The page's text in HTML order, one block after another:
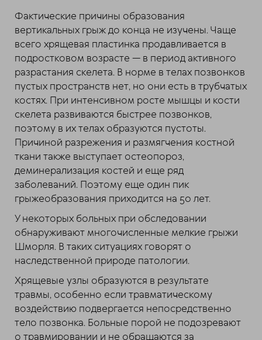
Фактические причины образования
вертикальных грыж до конца не изучены. Чаще
всего хрящевая пластинка продавливается в
подростковом возрасте — в период активного
разрастания скелета. В норме в телах позвонков
пустых пространств нет, но они есть в трубчатых
костях. При интенсивном росте мышцы и кости
скелета развиваются быстрее позвонков,
поэтому в их телах образуются пустоты.
Причиной разрежения и размягчения костной
ткани также выступает остеопороз,
деминерализация костей и еще ряд
заболеваний. Поэтому еще один пик
грыжеобразования приходится на 50 лет.
У некоторых больных при обследовании
обнаруживают многочисленные мелкие грыжи
Шморля. В таких ситуациях говорят о
наследственной природе патологии.
Хрящевые узлы образуются в результате
травмы, особенно если травматическому
воздействию подвергается непосредственно
тело позвонка. Больные порой не подозревают
о травмировании и не обращаются за